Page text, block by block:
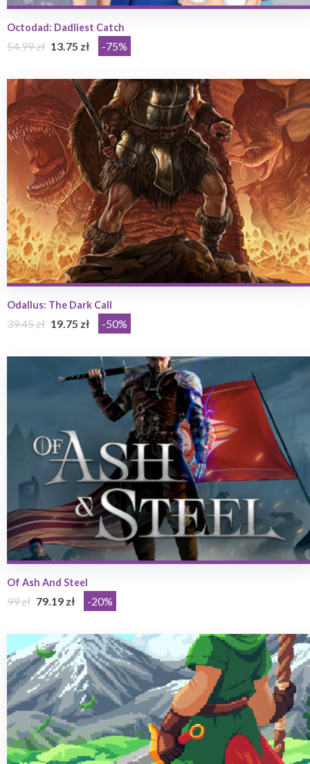
Octodad: Dadliest Catch
54.99 zł 13.75 zł -75%
Odallus: The Dark Call
39.45 zł 19.75 zł -50%
Of Ash And Steel
99 zł 79.19 zł -20%